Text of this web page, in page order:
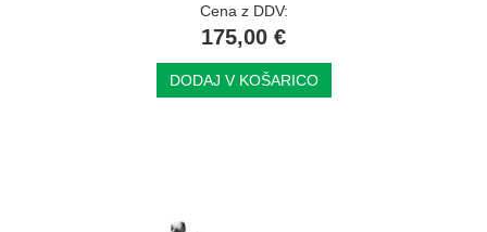
Cena z DDV:
175,00 €
DODAJ V KOŠARICO